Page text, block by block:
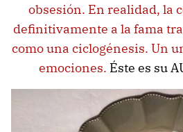
obsesión. En realidad, la
definitivamente a la fama
como una ciclogénesis. Un
emociones. Éste es su